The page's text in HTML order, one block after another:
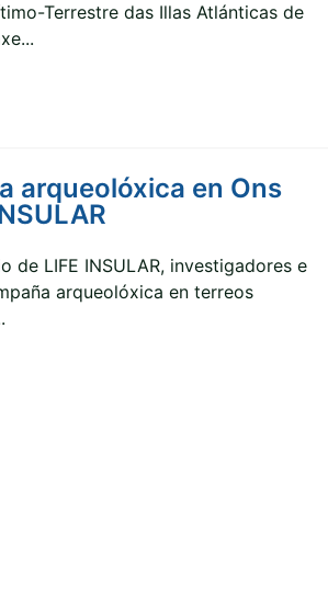
Terrestre das Illas Atlánticas de
arqueolóxica en Ons
LIFE INSULAR, investigadores e
arqueolóxica en terreos